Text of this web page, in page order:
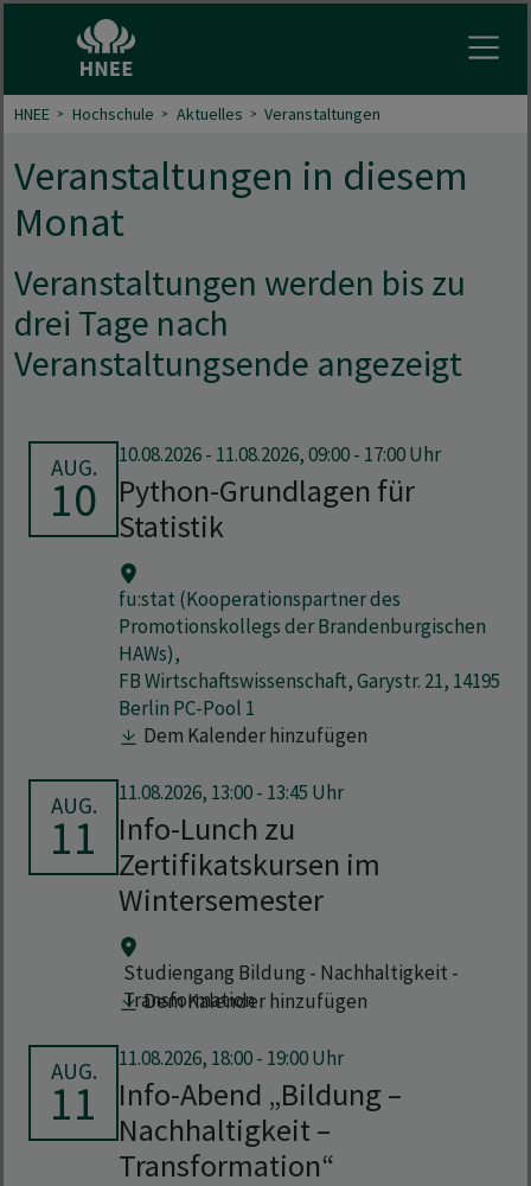
HNEE Hochschule Aktuelles Veranstaltungen
Veranstaltungen in diesem
Monat
Veranstaltungen werden bis zu
drei Tage nach
Veranstaltungsende angezeigt
AUG.
10
Python-Grundlagen für
Statistik
10.08.2026- 11.08.2026, 09:00 - 17:00 Uhr
fu:stat (Kooperationspartner des
Promotionskollegs der Brandenburgischen
HAWs),
FB Wirtschaftswissenschaft, Garystr. 21, 14195
Berlin PC-Pool 1
Dem Kalender hinzufügen
AUG.
11
Info-Lunch zu
Zertifikatskursen im
Wintersemester
11.08.2026, 13:00 - 13:45 Uhr
Studiengang Bildung - Nachhaltigkeit -
Transformation
Dem Kalender hinzufügen
AUG.
11
Info-Abend „Bildung –
Nachhaltigkeit –
Transformation“
11.08.2026, 18:00 - 19:00 Uhr